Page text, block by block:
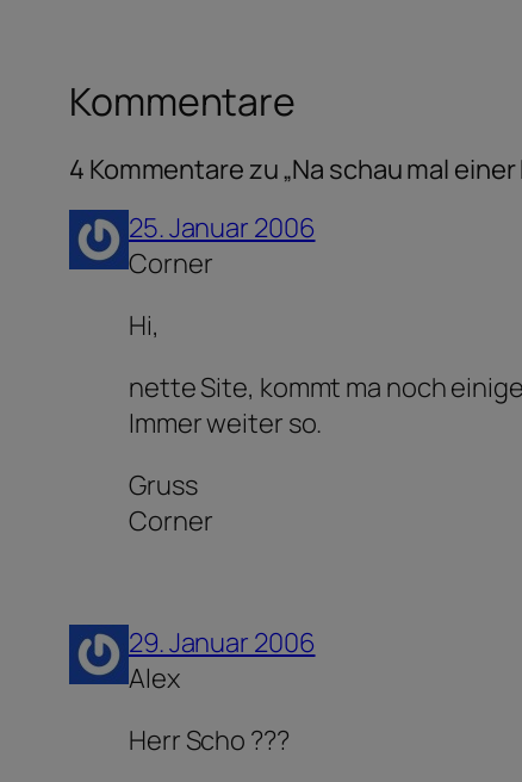
Kommentare
4 Kommentare zu „Na schau mal einer
25. Januar 2006
Corner
Hi,
nette Site, kommt ma noch
Immer weiter so.
Gruss
Corner
29. Januar 2006
Alex
Herr Scho ???